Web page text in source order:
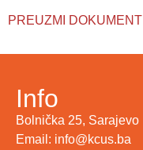
PREUZMI DOKUMENT
Info
Bolnička 25, Sarajevo
Email: info@kcus.ba